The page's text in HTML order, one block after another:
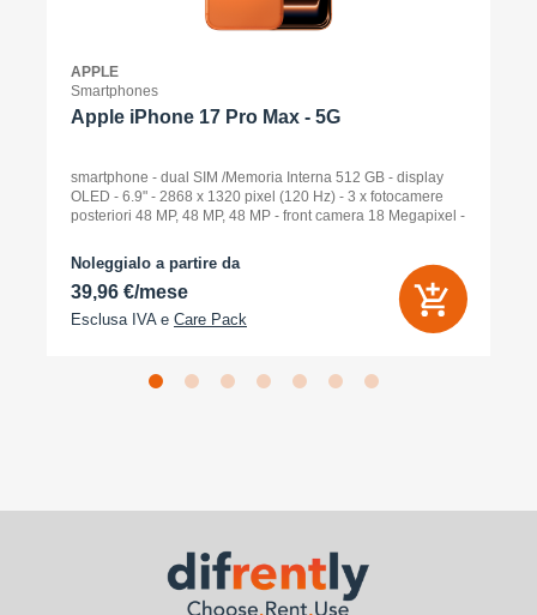
APPLE
Smartphones
Apple iPhone 17 Pro Max - 5G
smartphone - dual SIM /Memoria Interna 512 GB - display
OLED - 6.9" - 2868 x 1320 pixel (120 Hz) - 3 x fotocamere
posteriori 48 MP, 48 MP, 48 MP - front camera 18 Megapixel -
Noleggialo a partire da
39,96 €/mese
Esclusa IVA e Care Pack